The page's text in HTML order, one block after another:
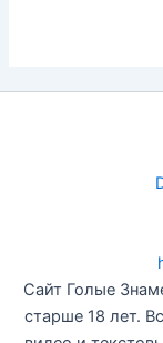
Сайт Голые
старше 18 лет.